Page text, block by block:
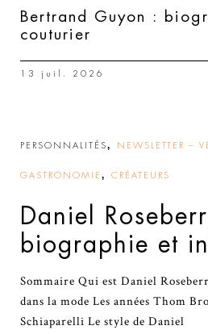
Bertrand Guyon :
couturier
13 juil. 2026
PERSONNALITÉS, NEWSLETTER –
GASTRONOMIE , CRÉATEURS
Daniel
biographie et
Sommaire Qui est Daniel
dans la mode Les années Thom
Schiaparelli Le style de Daniel